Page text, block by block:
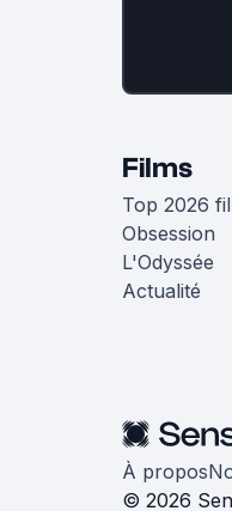
Films
Top 2026
Obsession
L'Odyssée
Actualité
À propos
© 2026